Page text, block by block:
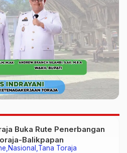
Nasional Tana Toraja
Buka Rute Penerbangan
Balikpapan